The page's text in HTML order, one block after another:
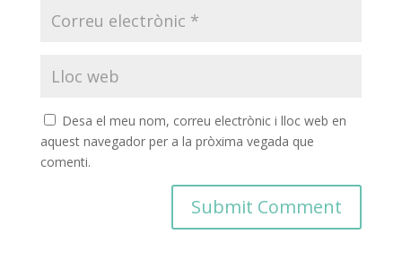
Desa el meu nom, correu electrònic i lloc web en
aquest navegador per a la pròxima vegada que
comenti.